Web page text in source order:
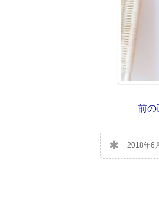
前の
2018年6